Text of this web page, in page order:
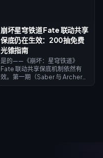
崩坏星穹铁道 Fate 联动共享
保底仍在生效：200抽免费
光锥指南
是的——《崩坏：星穹铁道》
Fate 联动共享保底机制依然有
效。第一期（Saber 与 Archer）